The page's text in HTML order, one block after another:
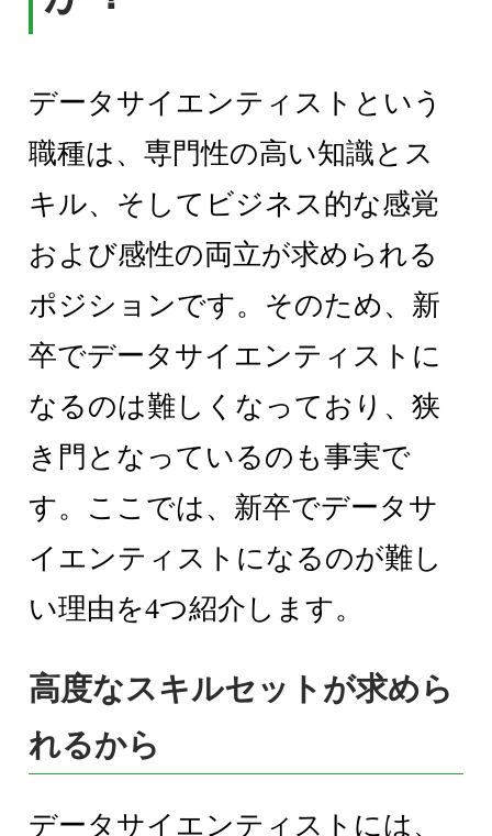
データサイエンティストという
職種は、専門性の高い知識とス
キル、そしてビジネス的な感覚
および感性の両立が求められる
ポジションです。そのため、新
卒でデータサイエンティストに
なるのは難しくなっており、狭
き門となっているのも事実で
す。ここでは、新卒でデータサ
イエンティストになるのが難し
い理由を4つ紹介します。
高度なスキルセットが求めら
れるから
データサイエンティストには、